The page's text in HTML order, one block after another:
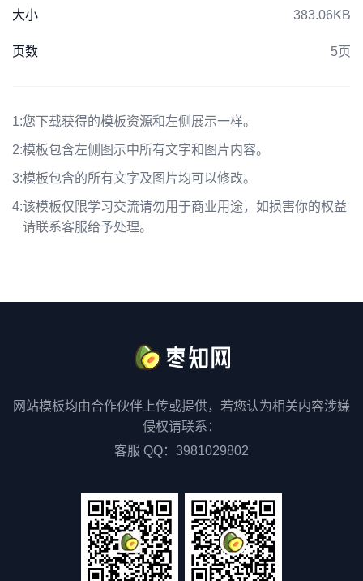
大小 383.06KB
页数 5页
1:您下载获得的模板资源和左侧展示一样。
2:模板包含左侧图示中所有文字和图片内容。
3:模板包含的所有文字及图片均可以修改。
4:该模板仅限学习交流请勿用于商业用途，如损害你的权益
请联系客服给予处理。
网站模板均由合作伙伴上传或提供，若您认为相关内容涉嫌
侵权请联系：
客服 QQ：3981029802